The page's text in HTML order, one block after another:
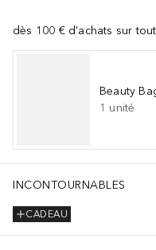
dès 100 € d'achats sur
Beauty
1 unité
INCONTOURNABLES
CADEAU